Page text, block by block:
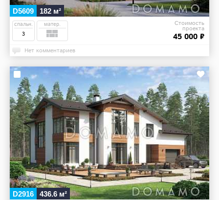
D5609 182 м²
спальн.
3
матер. Стоимость
проекта
45 000 ₽
Нет комментариев
D2916 436.6 м²